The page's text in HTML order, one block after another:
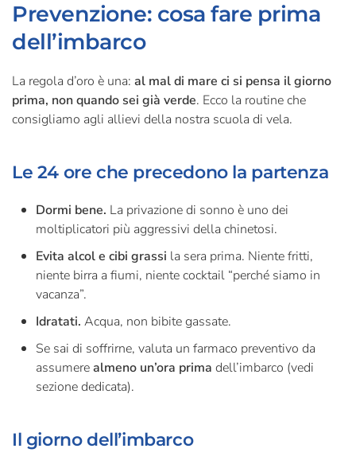
Prevenzione: cosa fare prima
dell’imbarco
La regola d’oro è una: al mal di mare ci si pensa il giorno
prima, non quando sei già verde. Ecco la routine che
consigliamo agli allievi della nostra scuola di vela.
Le 24 ore che precedono la partenza
Dormi bene. La privazione di sonno è uno dei
moltiplicatori più aggressivi della chinetosi.
Evita alcol e cibi grassi la sera prima. Niente fritti,
niente birra a fiumi, niente cocktail “perché siamo in
vacanza”.
Idratati. Acqua, non bibite gassate.
Se sai di soffrirne, valuta un farmaco preventivo da
assumerealmeno un’ora prima dell’imbarco (vedi
sezione dedicata).
Il giorno dell’imbarco